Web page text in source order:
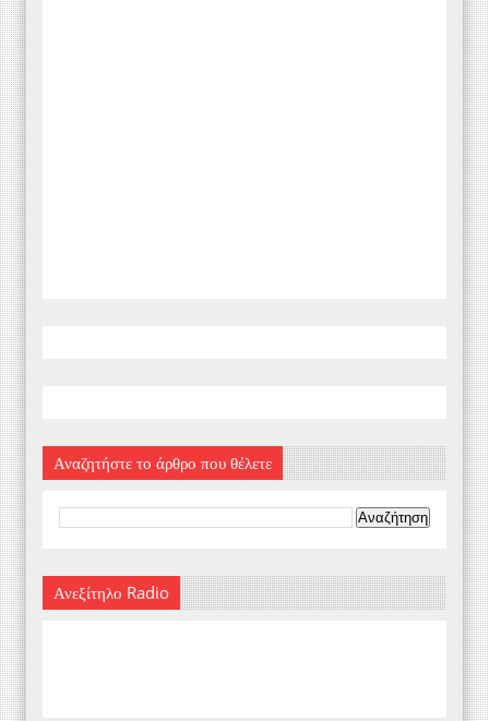
Αναζητήστε το άρθρο που θέλετε
Ανεξίτηλο Radio